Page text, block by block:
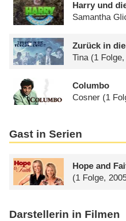
Harry und
Samantha
Zurück in
Tina (1
Columbo
Cosner (1
Gast in Serien
Hope and
(1 Folge,
Darstellerin in Filmen